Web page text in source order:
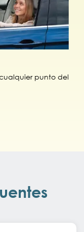
punto del